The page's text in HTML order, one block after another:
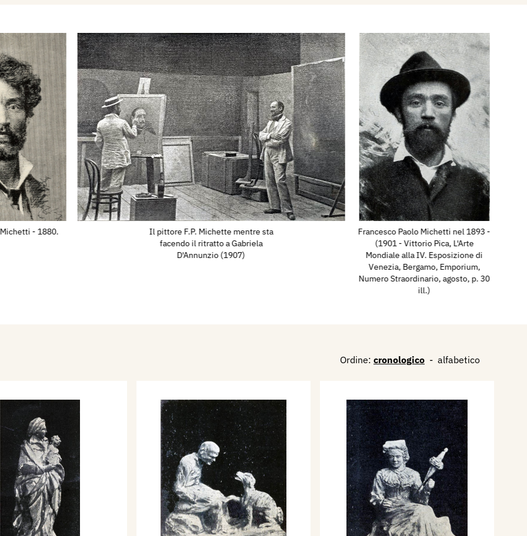
Vitellino.Fiori del
(appartengono al
» Napoli).II
»). (app. alla
Oddi » »
per il « Voto »
Giovanni
telline (1878).
Biennale
Mostra
XIX°, vengono
di Pittura
DI
(1851 - 1929).
Ugo Ojetti,
S. E. Barone
Tommaso Sillani;
Nicola D’antino.
aveva ordinato
- 1880.
Il pittore F.P. Michette mentre sta
facendo il ritratto a Gabriela
D'Annunzio (1907)
Francesco Paolo Michetti nel 1893 -
(​​​​​​​​​1901 - Vittorio Pica, L'Arte
Mondiale alla IV. Esposizione di
Venezia, Bergamo, Emporium,
Numero Straordinario, agosto, p. 30
ill.​​)
Ordine: cronologico - alfabetico